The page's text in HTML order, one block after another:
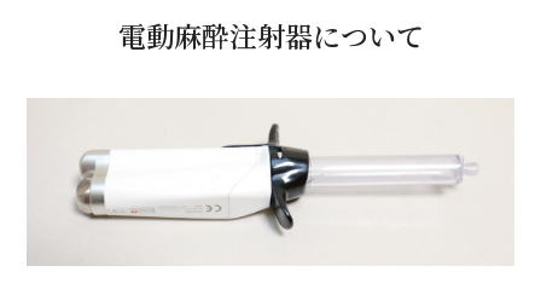
電動麻酔注射器について